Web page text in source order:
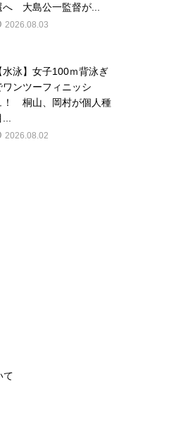
へ 大島公一監督が...
2026.08.03
水泳】女子100ｍ背泳ぎ
ワンツーフィニッシ
！ 桐山、岡村が個人種
2026.08.02
て